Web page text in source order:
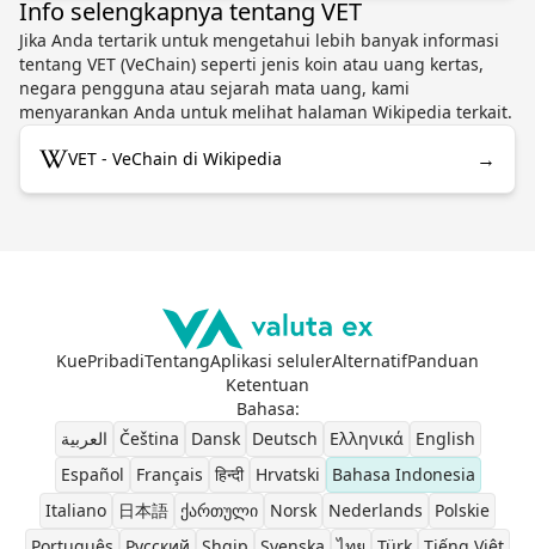
Info selengkapnya tentang VET
Jika Anda tertarik untuk mengetahui lebih banyak informasi
tentang VET (VeChain) seperti jenis koin atau uang kertas,
negara pengguna atau sejarah mata uang, kami
menyarankan Anda untuk melihat halaman Wikipedia terkait.
VET - VeChain di Wikipedia →
KuePribadiTentangAplikasi selulerAlternatifPanduan
Ketentuan
Bahasa:
العربية
Čeština Dansk Deutsch Ελληνικά
English
Español
Français हिन्दी Hrvatski
Bahasa Indonesia
Italiano
日本語 ქართული Norsk Nederlands
Polskie